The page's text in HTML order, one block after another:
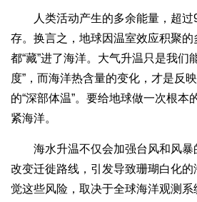
人类活动产生的多余能量，超过
存。换言之，地球因温室效应积聚
都“藏”进了海洋。大气升温只是我们
度”，而海洋热含量的变化，才是反
的“深部体温”。要给地球做一次根本
紧海洋。
海水升温不仅会加强台风和风暴
改变迁徙路线，引发导致珊瑚白化
觉这些风险，取决于全球海洋观测